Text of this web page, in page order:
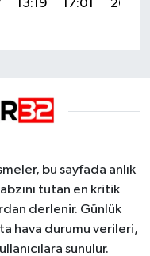
13:19 17:01 20:00
bu sayfada anlık
tutan en kritik
derlenir. Günlük
hava durumu verileri,
sunulur.